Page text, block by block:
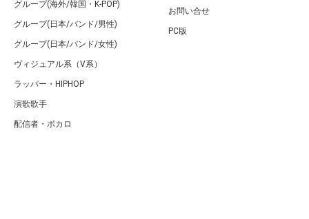
グループ(海外/韓国・K-POP)
グループ(日本/バンド/男性)
グループ(日本/バンド/女性)
ヴィジュアル系（V系）
ラッパー・HIPHOP
演歌歌手
配信者・ボカロ
お問い合せ
PC版